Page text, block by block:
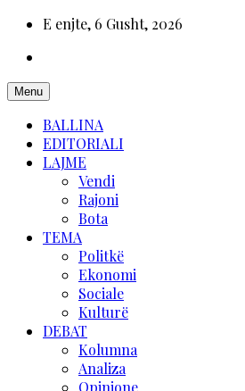
E enjte, 6 Gusht, 2026
Menu
BALLINA
EDITORIALI
LAJME
Vendi
Rajoni
Bota
TEMA
Politkë
Ekonomi
Sociale
Kulturë
DEBAT
Kolumna
Analiza
Opinione